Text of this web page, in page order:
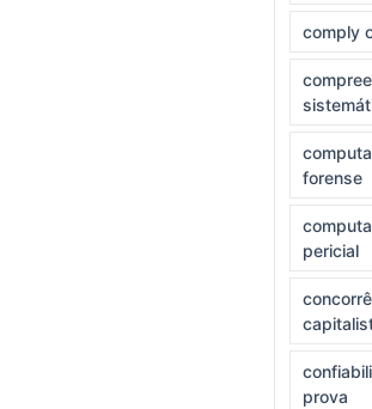
comply
forense
pericial
prova